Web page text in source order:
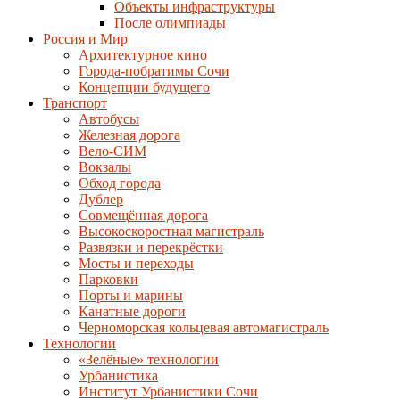
Объекты инфраструктуры
После олимпиады
Россия и Мир
Архитектурное кино
Города-побратимы Сочи
Концепции будущего
Транспорт
Автобусы
Железная дорога
Вело-СИМ
Вокзалы
Обход города
Дублер
Совмещённая дорога
Высокоскоростная магистраль
Развязки и перекрёстки
Мосты и переходы
Парковки
Порты и марины
Канатные дороги
Черноморская кольцевая автомагистраль
Технологии
«Зелёные» технологии
Урбанистика
Институт Урбанистики Сочи